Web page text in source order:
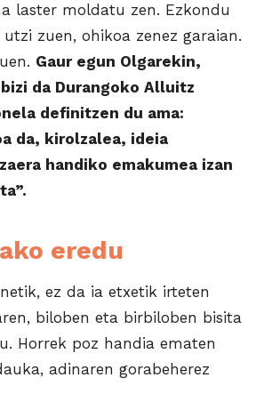
laster moldatu zen. Ezkondu
zuen, ohikoa zenez garaian.
Gaur egun Olgarekin,
da Durangoko Alluitz
definitzen du ama:
da, kirolzalea, ideia
handiko emakumea izan
eredu
ez da ia etxetik irteten
biloben eta birbiloben bisita
Horrek poz handia ematen
adinaren gorabeherez